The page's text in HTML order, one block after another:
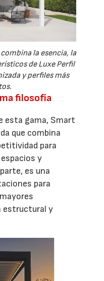
la esencia, la
de Luxe Perfil
y perfiles más
filosofía
esta gama, Smart
que combina
para
y
es una
para
estructural y